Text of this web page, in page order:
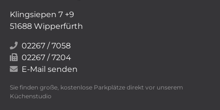
Klingsiepen 7 +9
51688 Wipperfürth
02267 / 7058
02267 / 7204
E-Mail senden
Sie finden große, kostenlose Parkplätze direkt vor unserem
Küchenstudio